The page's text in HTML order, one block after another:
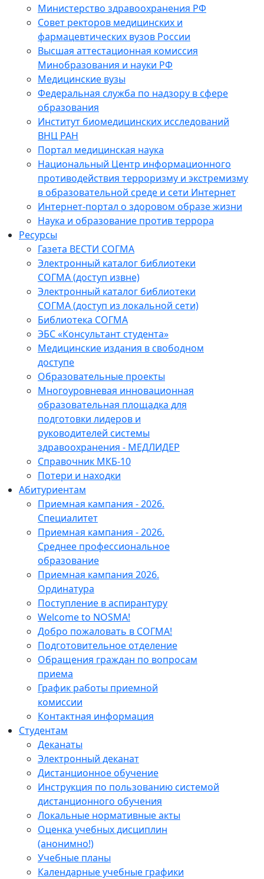
Министерство здравоохранения РФ
Совет ректоров медицинских и
фармацевтических вузов России
Высшая аттестационная комиссия
Минобразования и науки РФ
Медицинские вузы
Федеральная служба по надзору в сфере
образования
Институт биомедицинских исследований
ВНЦ РАН
Портал медицинская наука
Национальный Центр информационного
противодействия терроризму и экстремизму
в образовательной среде и сети Интернет
Интернет-портал о здоровом образе жизни
Наука и образование против террора
Ресурсы
Газета ВЕСТИ СОГМА
Электронный каталог библиотеки
СОГМА (доступ извне)
Электронный каталог библиотеки
СОГМА (доступ из локальной сети)
Библиотека СОГМА
ЭБС «Консультант студента»
Медицинские издания в свободном
доступе
Образовательные проекты
Многоуровневая инновационная
образовательная площадка для
подготовки лидеров и
руководителей системы
здравоохранения - МЕДЛИДЕР
Справочник МКБ-10
Потери и находки
Абитуриентам
Приемная кампания - 2026.
Специалитет
Приемная кампания - 2026.
Среднее профессиональное
образование
Приемная кампания 2026.
Ординатура
Поступление в аспирантуру
Welcome to NOSMA!
Добро пожаловать в СОГМА!
Подготовительное отделение
Обращения граждан по вопросам
приема
График работы приемной
комиссии
Контактная информация
Студентам
Деканаты
Электронный деканат
Дистанционное обучение
Инструкция по пользованию системой
дистанционного обучения
Локальные нормативные акты
Оценка учебных дисциплин
(анонимно!)
Учебные планы
Календарные учебные графики